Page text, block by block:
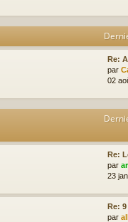
Re:
par
02
Re:
par
23
Re:
par